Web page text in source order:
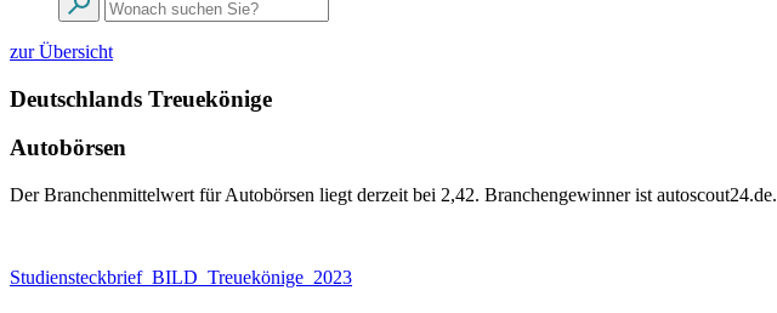
zur Übersicht
Deutschlands Treuekönige
Autobörsen
Der Branchenmittelwert für Autobörsen liegt derzeit bei 2,42. Branchengewinner ist autoscout24.de.
Studiensteckbrief_BILD_Treuekönige_2023